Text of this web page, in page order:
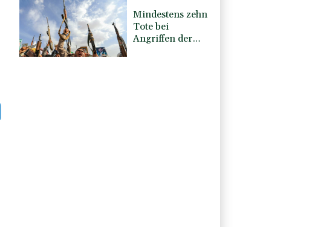
Mindestens zehn
Tote bei
Angriffen der